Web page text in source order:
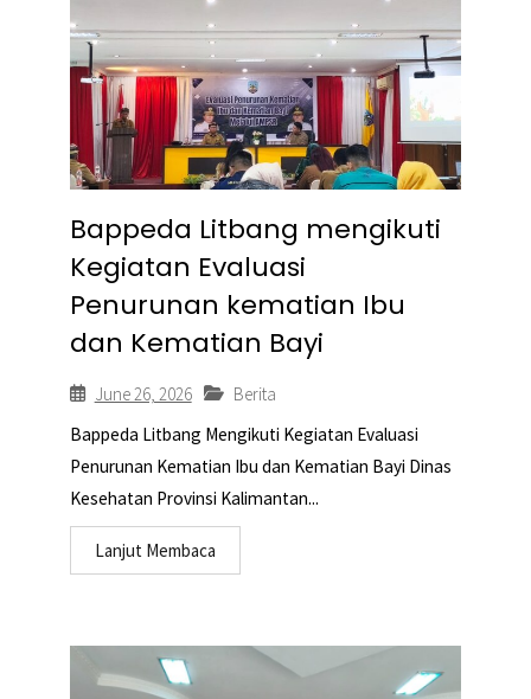
Bappeda Litbang mengikuti
Kegiatan Evaluasi
Penurunan kematian Ibu
dan Kematian Bayi
June 26, 2026
Berita
Bappeda Litbang Mengikuti Kegiatan Evaluasi
Penurunan Kematian Ibu dan Kematian Bayi Dinas
Kesehatan Provinsi Kalimantan...
Lanjut Membaca